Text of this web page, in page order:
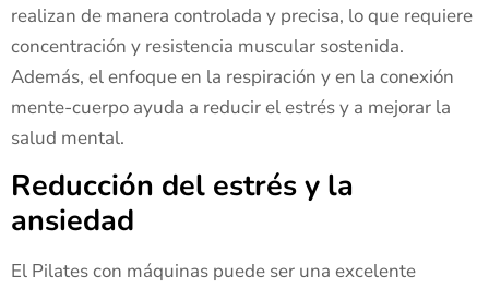
realizan de manera controlada y precisa, lo que requiere
concentración y resistencia muscular sostenida.
Además, el enfoque en la respiración y en la conexión
mente-cuerpo ayuda a reducir el estrés y a mejorar la
salud mental.
Reducción del estrés y la
ansiedad
El Pilates con máquinas puede ser una excelente